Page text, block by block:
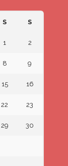
S S
1 2
8 9
15 16
22 23
29 30